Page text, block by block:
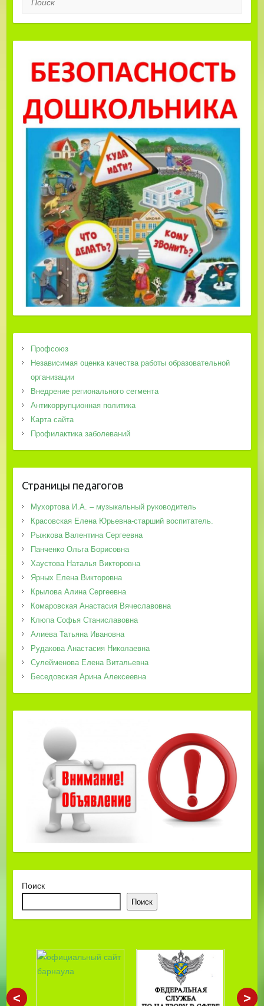
Профсоюз
Независимая оценка качества работы образовательной
организации
Внедрение регионального сегмента
Антикоррупционная политика
Карта сайта
Профилактика заболеваний
Страницы педагогов
Мухортова И.А. – музыкальный руководитель
Красовская Елена Юрьевна-старший воспитатель.
Рыжкова Валентина Сергеевна
Панченко Ольга Борисовна
Хаустова Наталья Викторовна
Ярных Елена Викторовна
Крылова Алина Сергеевна
Комаровская Анастасия Вячеславовна
Клюпа Софья Станиславовна
Алиева Татьяна Ивановна
Рудакова Анастасия Николаевна
Сулейменова Елена Витальевна
Беседовская Арина Алексеевна
Поиск
Поиск
< >